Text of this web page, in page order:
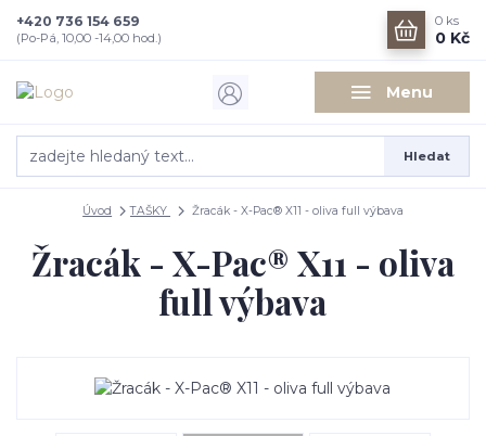
Menu
Hledat
+420 736 154 659
(Po-Pá, 10,00 -14,00 hod.)
0 ks
0 Kč
Úvod TAŠKY Žracák - X-Pac® X11 - oliva full výbava
Žracák - X-Pac® X11 - oliva
full výbava